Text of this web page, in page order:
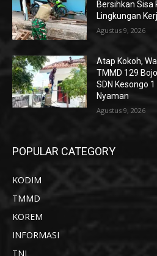
Bersihkan Sisa
Lingkungan
Agustus 9, 2026
Atap Kokoh,
TMMD 129
SDN Kesongo
Nyaman
Agustus 9, 2026
POPULAR CATEGORY
KODIM
TMMD
KOREM
INFORMASI
TNI